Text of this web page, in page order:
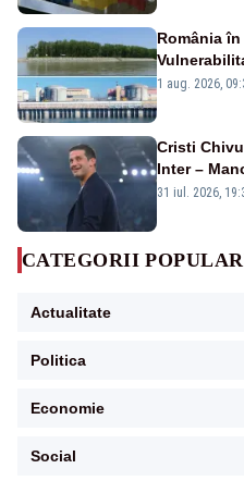
România
în pericol
1 aug. 2026,
Cristi
Inter –
mai
31 iul. 2026,
CATEGORII
Actualitate
Politica
Economie
Social